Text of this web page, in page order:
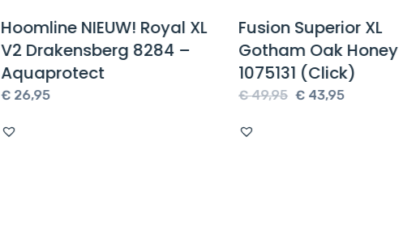
Hoomline NIEUW! Royal XL
V2 Drakensberg 8284 –
Aquaprotect
€ 26,95
Fusion Superior XL
Gotham Oak Honey
1075131 (Click)
€49,95 Oorspronkelijke
€ 43,95Huidige